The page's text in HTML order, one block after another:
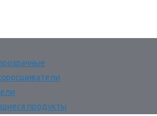
продукты